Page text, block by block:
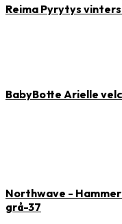
Reima Pyrytys
BabyBotte Arielle
Northwave -
grå-37